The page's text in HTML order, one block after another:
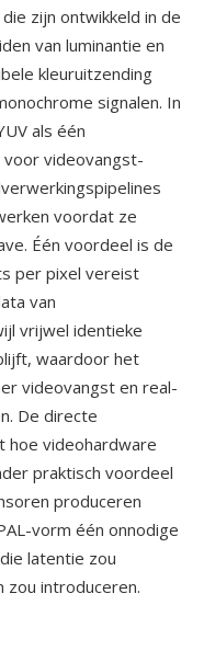
zijn ontwikkeld in de
van luminantie en
kleuruitzending
signalen. In
als één
videovangst-
voordat ze
Één voordeel is de
per pixel vereist
van
vrijwel identieke
waardoor het
videovangst en real-
De directe
hoe videohardware
praktisch voordeel
produceren
vorm één onnodige
latentie zou
introduceren.